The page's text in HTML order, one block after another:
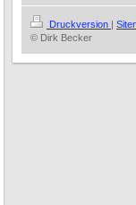
Druckversion |
© Dirk Becker